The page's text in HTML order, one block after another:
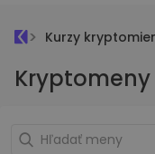
Kurzy